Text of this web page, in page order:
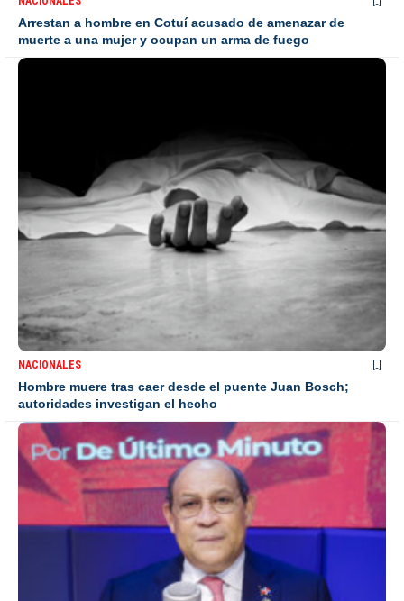
Arrestan a hombre en Cotuí acusado de amenazar de
muerte a una mujer y ocupan un arma de fuego
NACIONALES
Hombre muere tras caer desde el puente Juan Bosch;
autoridades investigan el hecho